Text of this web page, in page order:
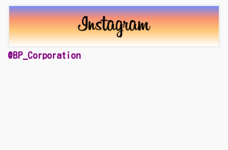
@BP_Corporation